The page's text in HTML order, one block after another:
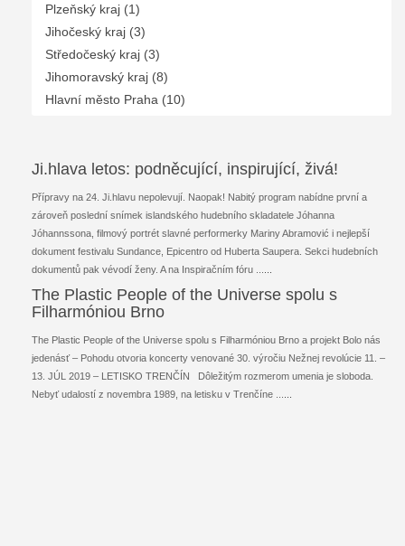
Plzeňský kraj (1)
Jihočeský kraj (3)
Středočeský kraj (3)
Jihomoravský kraj (8)
Hlavní město Praha (10)
Ji.hlava letos: podněcující, inspirující, živá!
Přípravy na 24. Ji.hlavu nepolevují. Naopak! Nabitý program nabídne první a
zároveň poslední snímek islandského hudebního skladatele Jóhanna
Jóhannssona, filmový portrét slavné performerky Mariny Abramović i nejlepší
dokument festivalu Sundance, Epicentro od Huberta Saupera. Sekci hudebních
dokumentů pak vévodí ženy. A na Inspiračním fóru ...
The Plastic People of the Universe spolu s
Filharmóniou Brno
The Plastic People of the Universe spolu s Filharmóniou Brno a projekt Bolo nás
jedenásť – Pohodu otvoria koncerty venované 30. výročiu Nežnej revolúcie 11. –
13. JÚL 2019 – LETISKO TRENČÍN Dôležitým rozmerom umenia je sloboda.
Nebyť udalostí z novembra 1989, na letisku v Trenčíne ...